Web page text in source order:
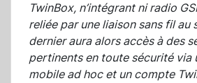
TwinBox, n’intégrant ni radio
reliée par une liaison sans fil au
dernier aura alors accès à des
pertinents en toute sécurité via
mobile ad hoc et un compte